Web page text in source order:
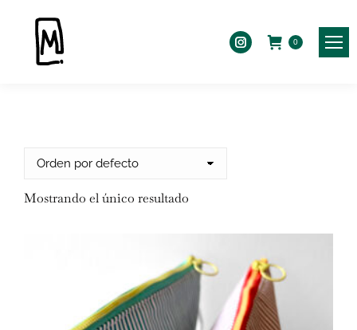
Instagram
0
Mostrando el único resultado